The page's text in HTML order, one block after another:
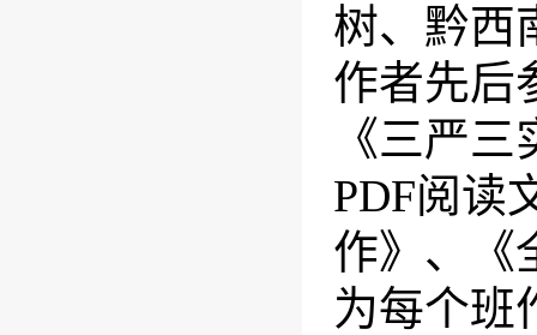
树、黔西
作者先后
《三严
PDF阅读
作》、《
为每个班